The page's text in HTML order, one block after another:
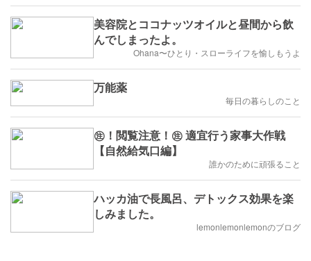
美容院とココナッツオイルと昼間から飲
んでしまったよ。
Ohana〜ひとり・スローライフを愉しもうよ
万能薬
毎日の暮らしのこと
㊟！閲覧注意！㊟ 適宜行う家事大作戦
【自然給気口編】
誰かのために頑張ること
ハッカ油で長風呂、デトックス効果を楽
しみました。
lemonlemonlemonのブログ